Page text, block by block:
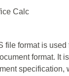
Calc
file format is
format. It
specification,